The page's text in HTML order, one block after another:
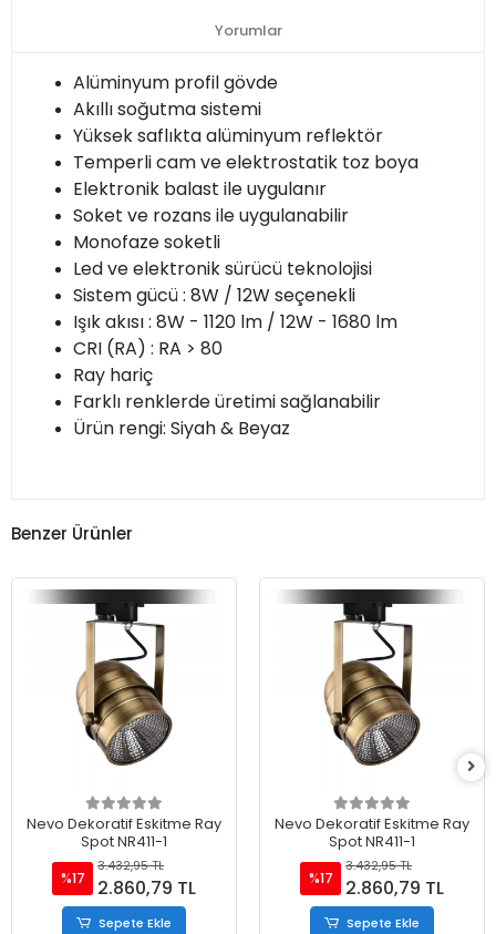
Yorumlar
Alüminyum profil gövde
Akıllı soğutma sistemi
Yüksek saflıkta alüminyum reflektör
Temperli cam ve elektrostatik toz boya
Elektronik balast ile uygulanır
Soket ve rozans ile uygulanabilir
Monofaze soketli
Led ve elektronik sürücü teknolojisi
Sistem gücü : 8W / 12W seçenekli
Işık akısı : 8W - 1120 lm / 12W - 1680 lm
CRI (RA) : RA > 80
Ray hariç
Farklı renklerde üretimi sağlanabilir
Ürün rengi: Siyah & Beyaz
Benzer Ürünler
Nevo Dekoratif Eskitme Ray
Spot NR411-1
%17
3.432,95 TL
2.860,79 TL
Sepete Ekle
Nevo Dekoratif Eskitme Ray
Spot NR411-1
%17
3.432,95 TL
2.860,79 TL
Sepete Ekle